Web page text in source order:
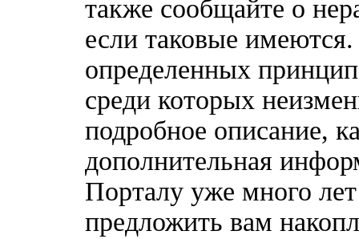
также сообщайте о
если таковые
определенных
среди которых
подробное описание,
дополнительная
Порталу уже много
предложить вам